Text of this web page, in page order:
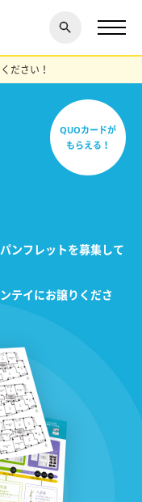
探す
閉じ
る
ださい！
QUOカードが
もらえる！
ンフレットを募集して
テイにお譲りくださ